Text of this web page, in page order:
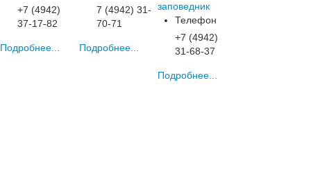
+7 (4942)
37-17-82
Подробнее...
7 (4942) 31-
70-71
Подробнее...
заповедник
Телефон
+7 (4942)
31-68-37
Подробнее...